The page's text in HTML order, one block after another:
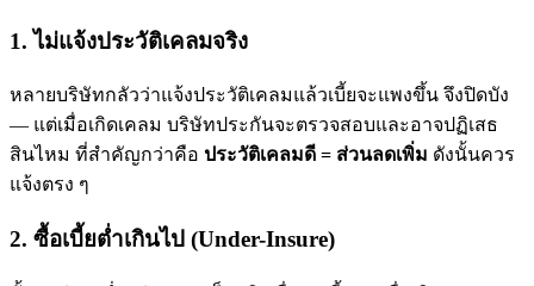
1. ไม่แจ้งประวัติเคลมจริง
หลายบริษัทกลัวว่าแจ้งประวัติเคลมแล้วเบี้ยจะแพงขึ้น จึงปิดบัง
— แต่เมื่อเกิดเคลม บริษัทประกันจะตรวจสอบและอาจปฏิเสธ
สินไหม ที่สำคัญกว่าคือ ประวัติเคลมดี = ส่วนลดเพิ่ม ดังนั้นควร
แจ้งตรง ๆ
2. ซื้อเบี้ยต่ำเกินไป (Under-Insure)